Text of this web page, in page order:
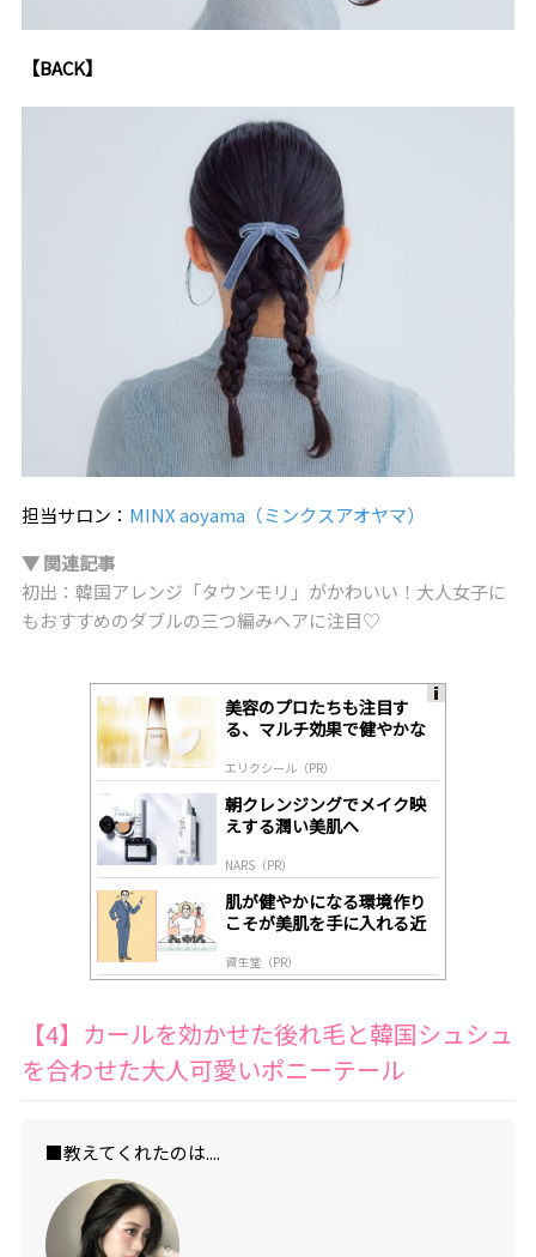
【BACK】
担当サロン： MINX aoyama（ミンクスアオヤマ）
▼ 関連記事
初出：韓国アレンジ「タウンモリ」がかわいい！大人女子に
もおすすめのダブルの三つ編みヘアに注目♡
美容のプロたちも注目す
る、マルチ効果で健やかな
エリクシール（PR）
朝クレンジングでメイク映
えする潤い美肌へ
NARS（PR）
肌が健やかになる環境作り
こそが美肌を手に入れる近
資生堂（PR）
【4】カールを効かせた後れ毛と韓国シュシュ
を合わせた大人可愛いポニーテール
■教えてくれたのは....